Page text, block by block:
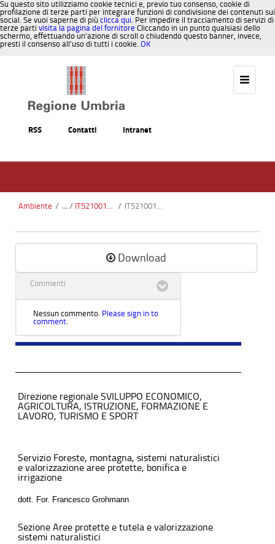
Su questo sito utilizziamo cookie tecnici e, previo tuo consenso, cookie di
profilazione di terze parti per integrare funzioni di condivisione dei contenuti sui
social. Se vuoi saperne di più clicca qui. Per impedire il tracciamento di servizi di
terze parti visita la pagina del fornitore Cliccando in un punto qualsiasi dello
schermo, effettuando un’azione di scroll o chiudendo questo banner, invece,
presti il consenso all’uso di tutti i cookie. OK
RSS Contatti Intranet
Ambiente / IT5210011 - Torrente Vetorno / IT5210011.pdf
Download
Commenti
Nessun commento. Please sign in to
comment.
Direzione regionale SVILUPPO ECONOMICO,
AGRICOLTURA, ISTRUZIONE, FORMAZIONE E
LAVORO, TURISMO E SPORT
Servizio Foreste, montagna, sistemi naturalistici
e valorizzazione aree protette, bonifica e
irrigazione
dott. For. Francesco Grohmann
Sezione Aree protette e tutela e valorizzazione
sistemi naturalistici